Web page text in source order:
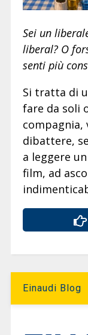
Sei un
liberal? O
senti più
Si tratta di
fare da soli
dibattere,
a leggere
film, ad
Einaudi Blog